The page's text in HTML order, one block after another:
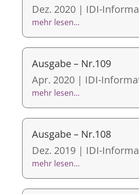
Dez. 2020| IDI-
mehr lesen...
Ausgabe – Nr.109
Apr. 2020| IDI-
mehr lesen...
Ausgabe – Nr.108
Dez. 2019| IDI-
mehr lesen...